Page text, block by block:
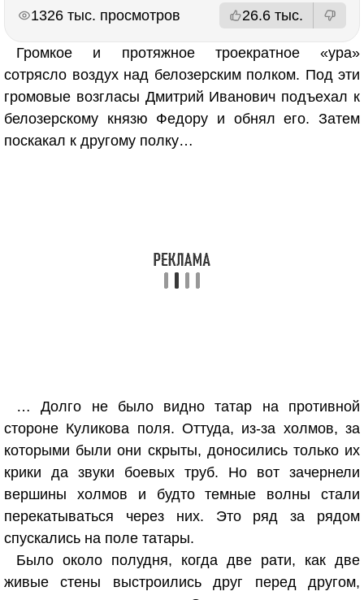
1326 тыс. просмотров 26.6 тыс.
Громкое и протяжное троекратное «ура»
сотрясло воздух над белозерским полком. Под эти
громовые возгласы Дмитрий Иванович подъехал к
белозерскому князю Федору и обнял его. Затем
поскакал к другому полку…
… Долго не было видно татар на противной
стороне Куликова поля. Оттуда, из-за холмов, за
которыми были они скрыты, доносились только их
крики да звуки боевых труб. Но вот зачернели
вершины холмов и будто темные волны стали
перекатываться через них. Это ряд за рядом
спускались на поле татары.
Было около полудня, когда две рати, как две
живые стены выстроились друг перед другом,